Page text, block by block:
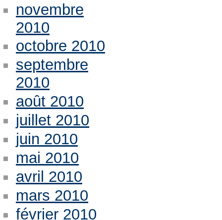
novembre
2010
octobre 2010
septembre
2010
août 2010
juillet 2010
juin 2010
mai 2010
avril 2010
mars 2010
février 2010